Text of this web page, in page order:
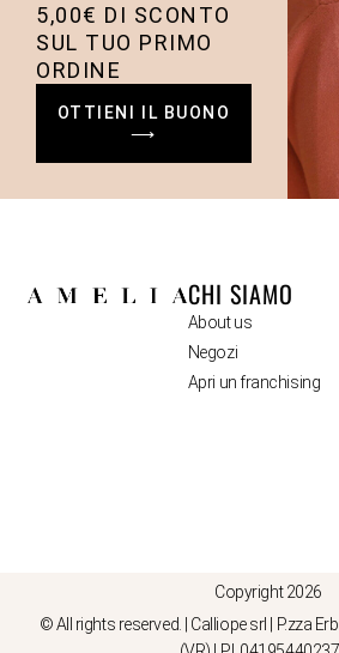
5,00€ DI SCONTO
SUL TUO PRIMO
ORDINE
OTTIENI IL BUONO
⟶
CHI SIAMO
About us
Negozi
Apri un franchising
Copyright 2026
© All rights reserved. | Calliope srl | P.zza